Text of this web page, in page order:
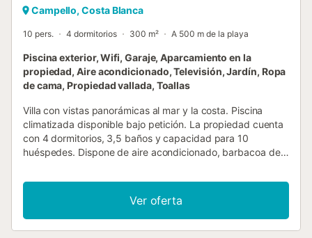
Campello, Costa Blanca
10 pers. 4 dormitorios 300 m² A 500 m de la playa
Piscina exterior, Wifi, Garaje, Aparcamiento en la
propiedad, Aire acondicionado, Televisión, Jardín, Ropa
de cama, Propiedad vallada, Toallas
Villa con vistas panorámicas al mar y la costa. Piscina
climatizada disponible bajo petición. La propiedad cuenta
con 4 dormitorios, 3,5 baños y capacidad para 10
huéspedes. Dispone de aire acondicionado, barbacoa de
2 coches y aparcamiento adicional en la propiedad. Se
incluyen ropa de cama, toallas y toallas de playa. Tronas y
cunas están disponibles gratuitamente bajo petición.
Supermercado y restaurantes se encuentran a 500 m, y la
Ver oferta